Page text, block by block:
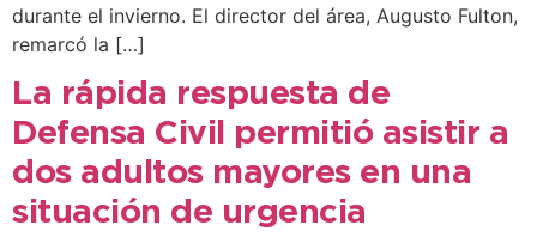
durante el invierno. El director del área, Augusto Fulton,
remarcó la […]
La rápida respuesta de
Defensa Civil permitió asistir a
dos adultos mayores en una
situación de urgencia